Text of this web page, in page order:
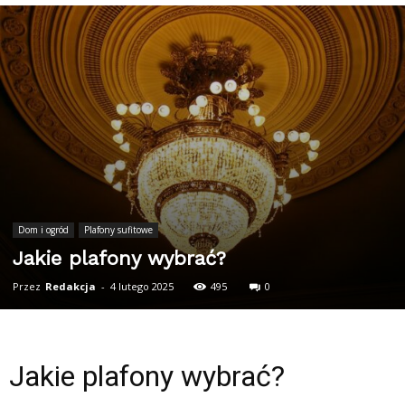
Dom i ogród Plafony sufitowe
Jakie plafony wybrać?
Przez Redakcja - 4 lutego 2025 495 0
Jakie plafony wybrać?